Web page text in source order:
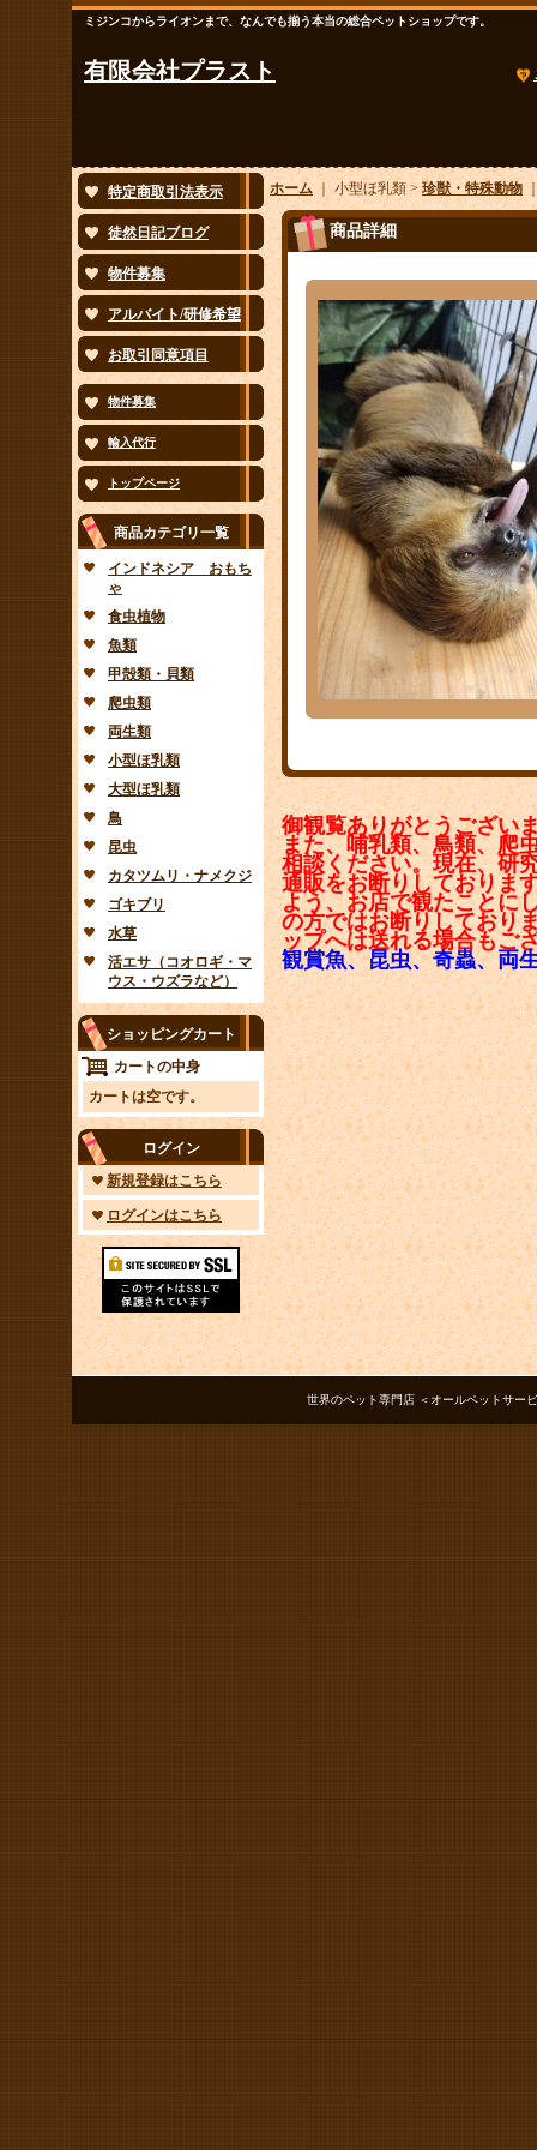
ミジンコからライオンまで、なんでも揃う本当の総合ペットショップです。
有限会社プラスト
特定商取引法表示
徒然日記ブログ
物件募集
アルバイト/研修希望
お取引同意項目
物件募集
輸入代行
トップページ
商品カテゴリ一覧
インドネシア おもち
ゃ
食虫植物
魚類
甲殻類・貝類
爬虫類
両生類
小型ほ乳類
大型ほ乳類
鳥
昆虫
カタツムリ・ナメクジ
ゴキブリ
水草
活エサ（コオロギ・マ
ウス・ウズラなど）
ショッピングカート
カートの中身
カートは空です。
ログイン
新規登録はこちら
ログインはこちら
ホーム｜ 小型ほ乳類 >珍獣・特殊動物
商品詳細
御観覧ありがとうござい
また、哺乳類、鳥類、爬
相談ください。現在、研
通販をお断りしておりま
よう、お店で観たことに
の方ではお断りしており
ップへは送れる場合もご
観賞魚、昆虫、奇蟲、両
世界のペット専門店 ＜オールペットサー